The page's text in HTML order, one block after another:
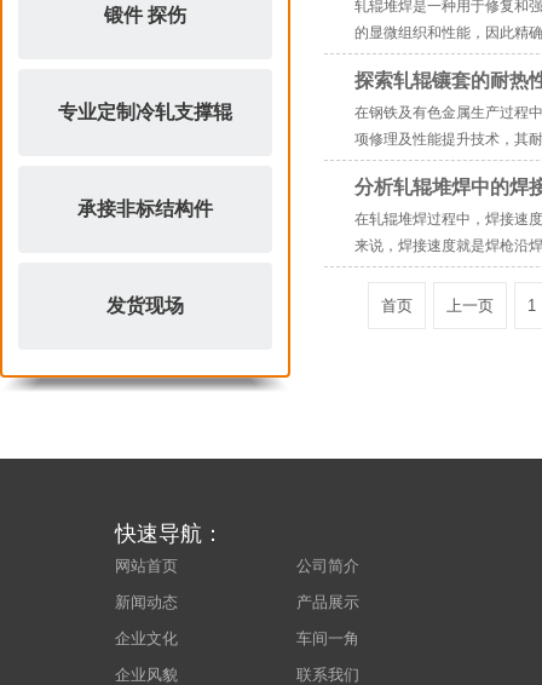
锻件 探伤
专业定制冷轧支撑辊
承接非标结构件
发货现场
轧辊堆焊是一种用于修复和
的显微组织和性能，因此精
探索轧辊镶套的耐热
在钢铁及有色金属生产过程
项修理及性能提升技术，其
分析轧辊堆焊中的焊
在轧辊堆焊过程中，焊接速
来说，焊接速度就是焊枪沿
首页 上一页 1
快速导航：
网站首页
公司简介
新闻动态
产品展示
企业文化
车间一角
企业风貌
联系我们